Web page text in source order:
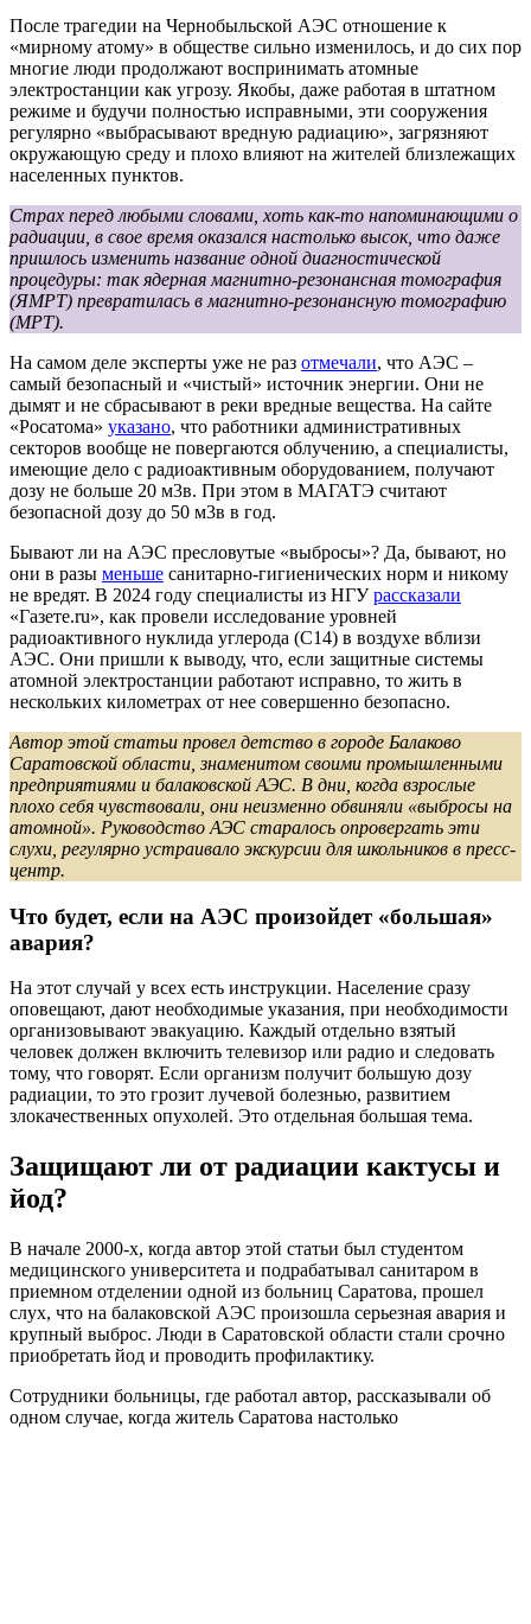
После трагедии на Чернобыльской АЭС отношение к
«мирному атому» в обществе сильно изменилось, и до сих пор
многие люди продолжают воспринимать атомные
электростанции как угрозу. Якобы, даже работая в штатном
режиме и будучи полностью исправными, эти сооружения
регулярно «выбрасывают вредную радиацию», загрязняют
окружающую среду и плохо влияют на жителей близлежащих
населенных пунктов.
Страх перед любыми словами, хоть как-то напоминающими о
радиации, в свое время оказался настолько высок, что даже
пришлось изменить название одной диагностической
процедуры: так ядерная магнитно-резонансная томография
(ЯМРТ) превратилась в магнитно-резонансную томографию
(МРТ).
На самом деле эксперты уже не раз отмечали, что АЭС –
самый безопасный и «чистый» источник энергии. Они не
дымят и не сбрасывают в реки вредные вещества. На сайте
«Росатома» указано, что работники административных
секторов вообще не повергаются облучению, а специалисты,
имеющие дело с радиоактивным оборудованием, получают
дозу не больше 20 м3в. При этом в МАГАТЭ считают
безопасной дозу до 50 м3в в год.
Бывают ли на АЭС пресловутые «выбросы»? Да, бывают, но
они в разы меньше санитарно-гигиенических норм и никому
не вредят. В 2024 году специалисты из НГУрассказали
«Газете.ru», как провели исследование уровней
радиоактивного нуклида углерода (C14) в воздухе вблизи
АЭС. Они пришли к выводу, что, если защитные системы
атомной электростанции работают исправно, то жить в
нескольких километрах от нее совершенно безопасно.
Автор этой статьи провел детство в городе Балаково
Саратовской области, знаменитом своими промышленными
предприятиями и балаковской АЭС. В дни, когда взрослые
плохо себя чувствовали, они неизменно обвиняли «выбросы на
атомной». Руководство АЭС старалось опровергать эти
слухи, регулярно устраивало экскурсии для школьников в пресс-
центр.
Что будет, если на АЭС произойдет «большая»
авария?
На этот случай у всех есть инструкции. Население сразу
оповещают, дают необходимые указания, при необходимости
организовывают эвакуацию. Каждый отдельно взятый
человек должен включить телевизор или радио и следовать
тому, что говорят. Если организм получит большую дозу
радиации, то это грозит лучевой болезнью, развитием
злокачественных опухолей. Это отдельная большая тема.
Защищают ли от радиации кактусы и
йод?
В начале 2000-х, когда автор этой статьи был студентом
медицинского университета и подрабатывал санитаром в
приемном отделении одной из больниц Саратова, прошел
слух, что на балаковской АЭС произошла серьезная авария и
крупный выброс. Люди в Саратовской области стали срочно
приобретать йод и проводить профилактику.
Сотрудники больницы, где работал автор, рассказывали об
одном случае, когда житель Саратова настолько